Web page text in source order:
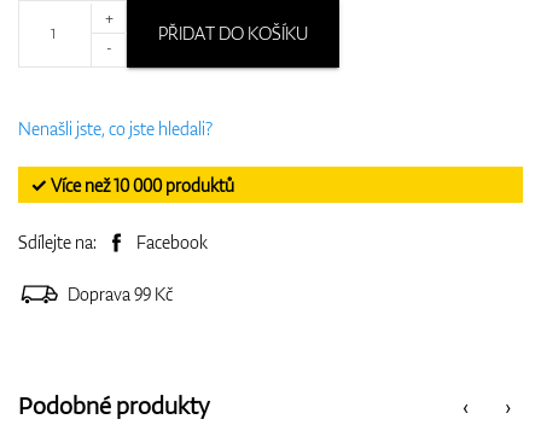
+
-
PŘIDAT DO KOŠÍKU
Nenašli jste, co jste hledali?
✓ Více než 10 000 produktů
Sdílejte na: Facebook
Doprava 99 Kč
‹
Podobné produkty ›